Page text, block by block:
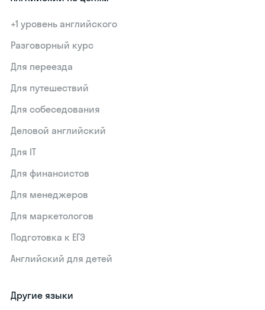
+1 уровень английского
Разговорный курс
Для переезда
Для путешествий
Для собеседования
Деловой английский
Для IT
Для финансистов
Для менеджеров
Для маркетологов
Подготовка к ЕГЭ
Английский для детей
Другие языки